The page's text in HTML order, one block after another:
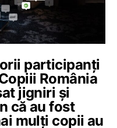
participanți
România
jigniri și
că au fost
mulți copii au